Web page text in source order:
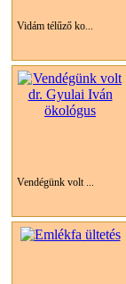
Vidám télűző ko...
Vendégünk volt ...